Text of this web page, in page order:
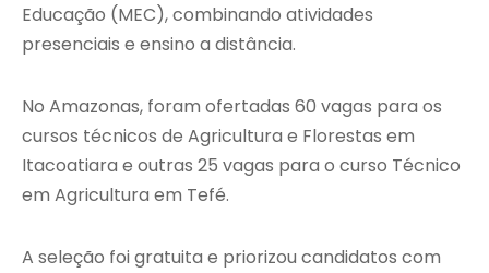
Educação (MEC), combinando atividades
presenciais e ensino a distância.
No Amazonas, foram ofertadas 60 vagas para os
cursos técnicos de Agricultura e Florestas em
Itacoatiara e outras 25 vagas para o curso Técnico
em Agricultura em Tefé.
A seleção foi gratuita e priorizou candidatos com